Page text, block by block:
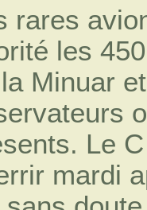
rares
les
Minuar
Le
mardi